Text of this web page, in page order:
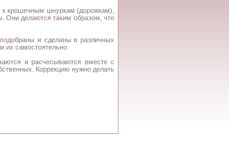
к крошечным шнуркам (дорожкам),
Они делаются таким образом, что
и сделаны в различных
их самостоятельно.
и расчесываются вместе с
Коррекцию нужно делать